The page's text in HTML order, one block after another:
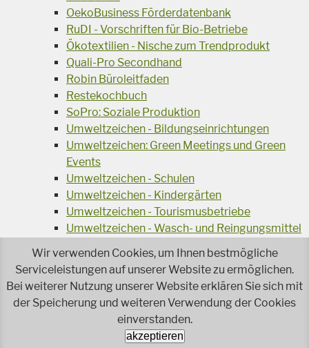
OekoBusiness Förderdatenbank
RuDI - Vorschriften für Bio-Betriebe
Ökotextilien - Nische zum Trendprodukt
Quali-Pro Secondhand
Robin Büroleitfaden
Restekochbuch
SoPro: Soziale Produktion
Umweltzeichen - Bildungseinrichtungen
Umweltzeichen: Green Meetings und Green
Events
Umweltzeichen - Schulen
Umweltzeichen - Kindergärten
Umweltzeichen - Tourismusbetriebe
Umweltzeichen - Wasch- und Reingungsmittel
Wiederverwendung von Elektroaltgeräten
Wasser - das Businessgetränk
Wohnprojekt Parcours
Jetzt faire und ökologische Mode kaufen!
Wir verwenden Cookies, um Ihnen bestmögliche
Serviceleistungen auf unserer Website zu ermöglichen.
Bei weiterer Nutzung unserer Website erklären Sie sich mit
der Speicherung und weiteren Verwendung der Cookies
einverstanden.
akzeptieren